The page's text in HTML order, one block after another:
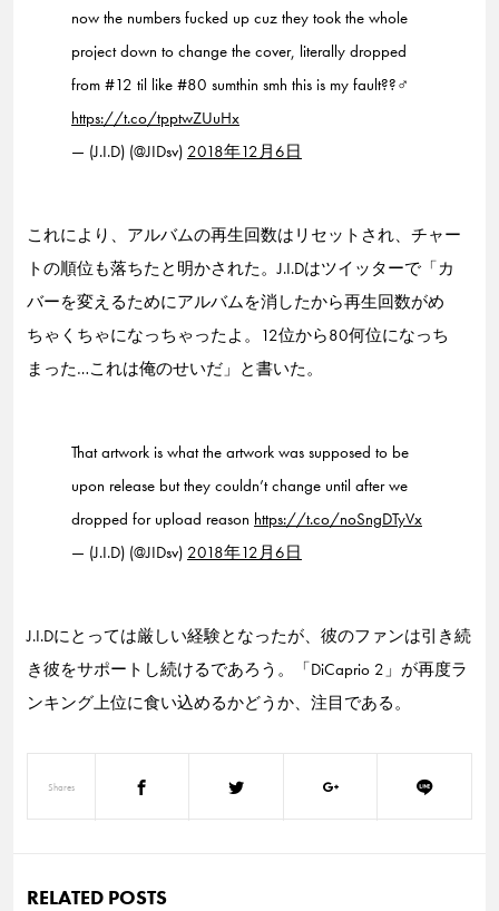
now the numbers fucked up cuz they took the whole
project down to change the cover, literally dropped
from #12 til like #80 sumthin smh this is my fault??‍♂️
https://t.co/tpptwZUuHx
— (J.I.D) (@JIDsv) 2018年12月6日
これにより、アルバムの再生回数はリセットされ、チャー
トの順位も落ちたと明かされた。J.I.Dはツイッターで「カ
バーを変えるためにアルバムを消したから再生回数がめ
ちゃくちゃになっちゃったよ。12位から80何位になっち
まった…これは俺のせいだ」と書いた。
That artwork is what the artwork was supposed to be
upon release but they couldn’t change until after we
dropped for upload reason https://t.co/noSngDTyVx
— (J.I.D) (@JIDsv) 2018年12月6日
J.I.Dにとっては厳しい経験となったが、彼のファンは引き続
き彼をサポートし続けるであろう。「DiCaprio 2」が再度ラ
ンキング上位に食い込めるかどうか、注目である。
Shares
RELATED POSTS